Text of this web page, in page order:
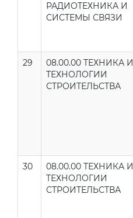
РАДИОТЕХНИКА И
СИСТЕМЫ СВЯЗИ
29
08.00.00 ТЕХНИКА И
ТЕХНОЛОГИИ
СТРОИТЕЛЬСТВА
30
08.00.00 ТЕХНИКА И
ТЕХНОЛОГИИ
СТРОИТЕЛЬСТВА